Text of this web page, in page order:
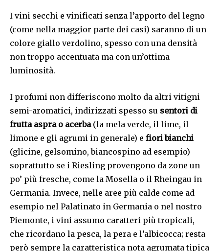
I vini secchi e vinificati senza l’apporto del legno
(come nella maggior parte dei casi) saranno di un
colore giallo verdolino, spesso con una densità
non troppo accentuata ma con un’ottima
luminosità.
I profumi non differiscono molto da altri vitigni
semi-aromatici, indirizzati spesso su sentori di
frutta aspra o acerba(la mela verde, il lime, il
limone e gli agrumi in generale) e fiori bianchi
(glicine, gelsomino, biancospino ad esempio)
soprattutto se i Riesling provengono da zone un
po’ più fresche, come la Mosella o il Rheingau in
Germania. Invece, nelle aree più calde come ad
esempio nel Palatinato in Germania o nel nostro
Piemonte, i vini assumo caratteri più tropicali,
che ricordano la pesca, la pera e l’albicocca; resta
però sempre la caratteristica nota agrumata tipica